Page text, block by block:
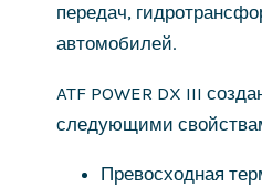
передач,
автомобилей.
ATF POWER DX III
следующими
Превосходная